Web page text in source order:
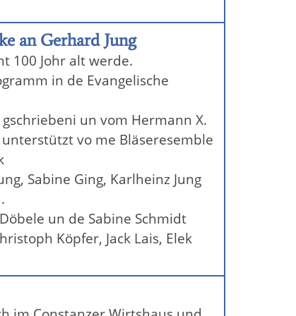
an Gerhard Jung
100 Johr alt werde.
in de Evangelische
un vom Hermann X.
vo me Bläseresemble
Sabine Ging, Karlheinz Jung
un de Sabine Schmidt
Köpfer, Jack Lais, Elek